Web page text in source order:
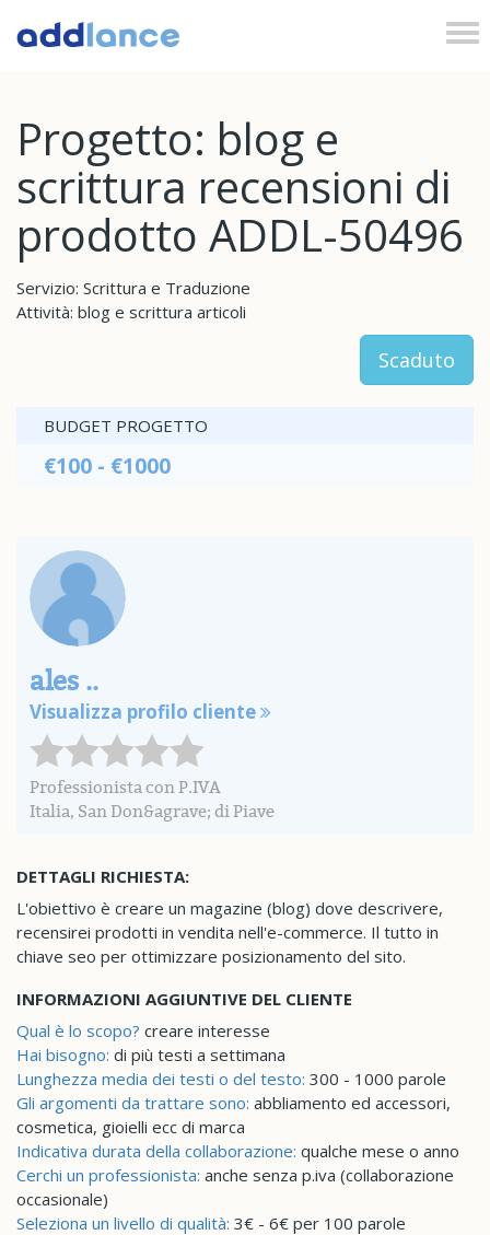
Progetto: blog e
scrittura recensioni di
prodotto ADDL-50496
Servizio: Scrittura e Traduzione
Attività: blog e scrittura articoli
Scaduto
BUDGET PROGETTO
€100 - €1000
ales ..
Visualizza profilo cliente
Professionista con P.IVA
Italia, San Don&agrave; di Piave
DETTAGLI RICHIESTA:
L'obiettivo è creare un magazine (blog) dove descrivere,
recensirei prodotti in vendita nell'e-commerce. Il tutto in
chiave seo per ottimizzare posizionamento del sito.
INFORMAZIONI AGGIUNTIVE DEL CLIENTE
Qual è lo scopo? creare interesse
Hai bisogno: di più testi a settimana
Lunghezza media dei testi o del testo: 300 - 1000 parole
Gli argomenti da trattare sono: abbliamento ed accessori,
cosmetica, gioielli ecc di marca
Indicativa durata della collaborazione: qualche mese o anno
Cerchi un professionista: anche senza p.iva (collaborazione
occasionale)
Seleziona un livello di qualità: 3€ - 6€ per 100 parole